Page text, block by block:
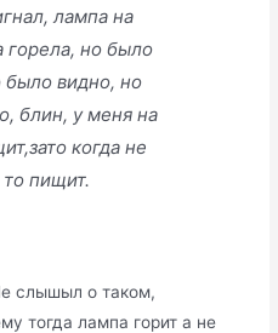
лампа на
горела, но было
было видно, но
блин, у меня на
когда не
пищит.
слышыл о таком,
тогда лампа горит а не